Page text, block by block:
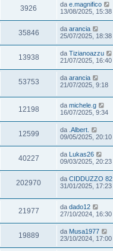
3926 da e.magnifico
13/08/2025, 15:38
35846 da arancia
25/07/2025, 18:38
13938 da Tizianoazzu
21/07/2025, 16:40
53753 da arancia
21/07/2025, 9:18
12198 da michele.g
16/07/2025, 9:34
12599 da .Albert.
09/05/2025, 20:10
40227 da Lukas26
09/03/2025, 20:23
202970 da CIDDUZZO 82
31/01/2025, 17:23
21977 da dado12
27/10/2024, 16:30
19889 da Musa1977
23/10/2024, 17:00